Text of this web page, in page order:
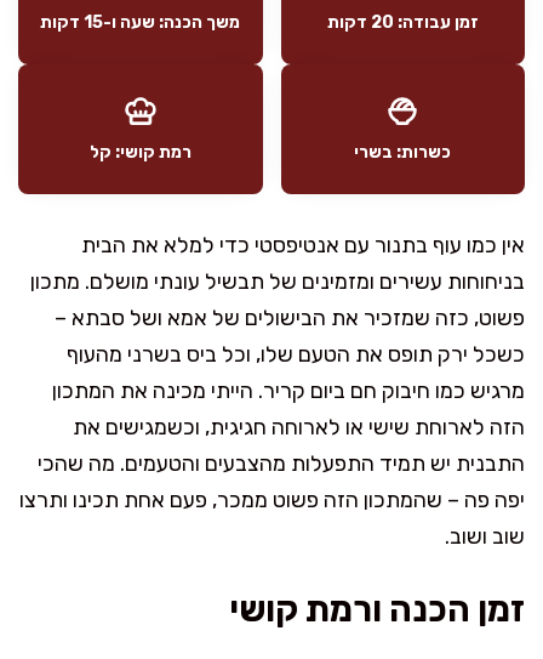
זמן עבודה: 20 דקות משך הכנה: שעה ו-15 דקות
כשרות: בשרי רמת קושי: קל
אין כמו עוף בתנור עם אנטיפסטי כדי למלא את הבית
בניחוחות עשירים ומזמינים של תבשיל עונתי מושלם. מתכון
פשוט, כזה שמזכיר את הבישולים של אמא ושל סבתא –
כשכל ירק תופס את הטעם שלו, וכל ביס בשרני מהעוף
מרגיש כמו חיבוק חם ביום קריר. הייתי מכינה את המתכון
הזה לארוחת שישי או לארוחה חגיגית, וכשמגישים את
התבנית יש תמיד התפעלות מהצבעים והטעמים. מה שהכי
יפה פה – שהמתכון הזה פשוט ממכר, פעם אחת תכינו ותרצו
שוב ושוב.
זמן הכנה ורמת קושי